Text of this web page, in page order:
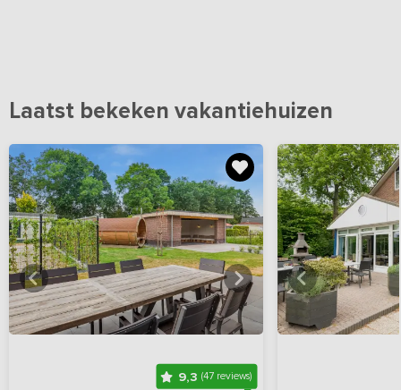
Laatst bekeken vakantiehuizen
9,3(47 reviews)
Bekijkhieralle foto's Bekijk